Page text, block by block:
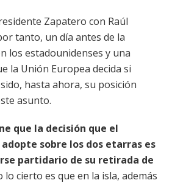
Zapatero con Raúl
tanto, un día antes de la
los estadounidenses y una
la Unión Europea decida si
hasta ahora, su posición
asunto.
que la decisión que el
sobre los dos etarras es
partidario de su retirada de
lo cierto es que en la isla, además